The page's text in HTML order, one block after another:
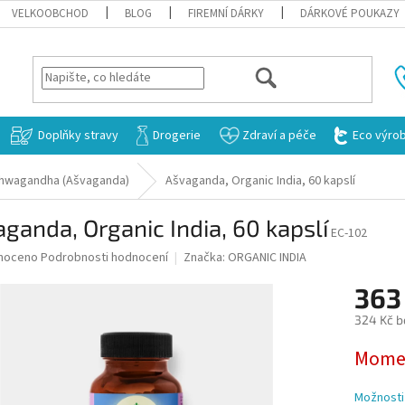
VELKOOBCHOD BLOG FIREMNÍ DÁRKY DÁRKOVÉ POUKAZY
HLEDAT
Doplňky stravy Drogerie Zdraví a péče Eco
(Ašvaganda) Ašvaganda, Organic India, 60 kapslí
Organic India, 60 kapslíEC-102
Podrobnosti hodnocení Značka: ORGANIC INDIA
324 Kč
cena: